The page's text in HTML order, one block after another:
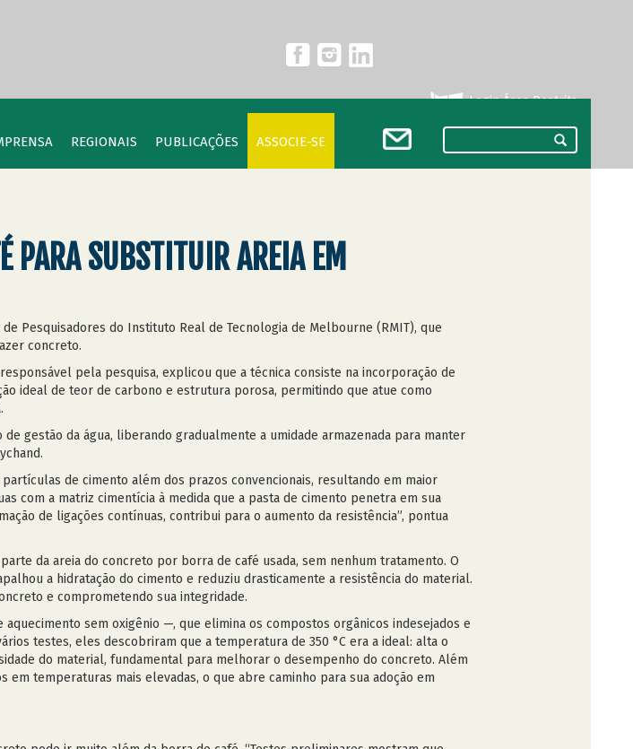
Login Área Restrita
REGIONAIS PUBLICAÇÕES ASSOCIE-SE
PARA SUBSTITUIR AREIA EM
Pesquisadores do Instituto Real de Tecnologia de Melbourne (RMIT), que
concreto.
pela pesquisa, explicou que a técnica consiste na incorporação de
ideal de teor de carbono e estrutura porosa, permitindo que atue como
gestão da água, liberando gradualmente a umidade armazenada para manter
de cimento além dos prazos convencionais, resultando em maior
com a matriz cimentícia à medida que a pasta de cimento penetra em sua
de ligações contínuas, contribui para o aumento da resistência”, pontua
da areia do concreto por borra de café usada, sem nenhum tratamento. O
a hidratação do cimento e reduziu drasticamente a resistência do material.
e comprometendo sua integridade.
sem oxigênio —, que elimina os compostos orgânicos indesejados e
testes, eles descobriram que a temperatura de 350 °C era a ideal: alta o
do material, fundamental para melhorar o desempenho do concreto. Além
temperaturas mais elevadas, o que abre caminho para sua adoção em